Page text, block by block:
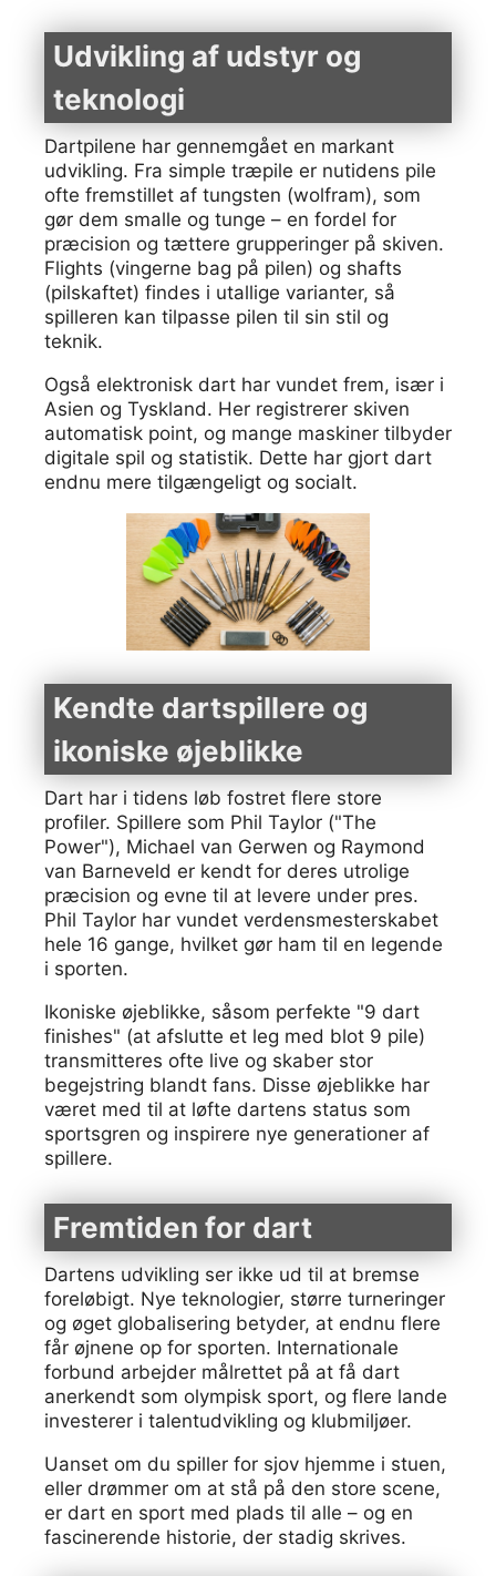
Udvikling af udstyr og
teknologi
Dartpilene har gennemgået en markant
udvikling. Fra simple træpile er nutidens pile
ofte fremstillet af tungsten (wolfram), som
gør dem smalle og tunge – en fordel for
præcision og tættere grupperinger på skiven.
Flights (vingerne bag på pilen) og shafts
(pilskaftet) findes i utallige varianter, så
spilleren kan tilpasse pilen til sin stil og
teknik.
Også elektronisk dart har vundet frem, især i
Asien og Tyskland. Her registrerer skiven
automatisk point, og mange maskiner tilbyder
digitale spil og statistik. Dette har gjort dart
endnu mere tilgængeligt og socialt.
Kendte dartspillere og
ikoniske øjeblikke
Dart har i tidens løb fostret flere store
profiler. Spillere som Phil Taylor ("The
Power"), Michael van Gerwen og Raymond
van Barneveld er kendt for deres utrolige
præcision og evne til at levere under pres.
Phil Taylor har vundet verdensmesterskabet
hele 16 gange, hvilket gør ham til en legende
i sporten.
Ikoniske øjeblikke, såsom perfekte "9 dart
finishes" (at afslutte et leg med blot 9 pile)
transmitteres ofte live og skaber stor
begejstring blandt fans. Disse øjeblikke har
været med til at løfte dartens status som
sportsgren og inspirere nye generationer af
spillere.
Fremtiden for dart
Dartens udvikling ser ikke ud til at bremse
foreløbigt. Nye teknologier, større turneringer
og øget globalisering betyder, at endnu flere
får øjnene op for sporten. Internationale
forbund arbejder målrettet på at få dart
anerkendt som olympisk sport, og flere lande
investerer i talentudvikling og klubmiljøer.
Uanset om du spiller for sjov hjemme i stuen,
eller drømmer om at stå på den store scene,
er dart en sport med plads til alle – og en
fascinerende historie, der stadig skrives.